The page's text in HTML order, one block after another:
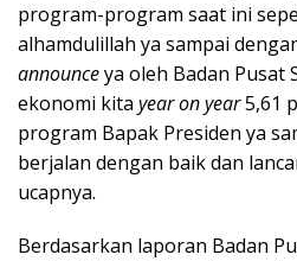
program-program saat ini
alhamdulillah ya sampai
announceya oleh Badan
ekonomi kita year on year5,61
program Bapak Presiden ya
berjalan dengan baik dan
ucapnya.
Berdasarkan laporan Badan